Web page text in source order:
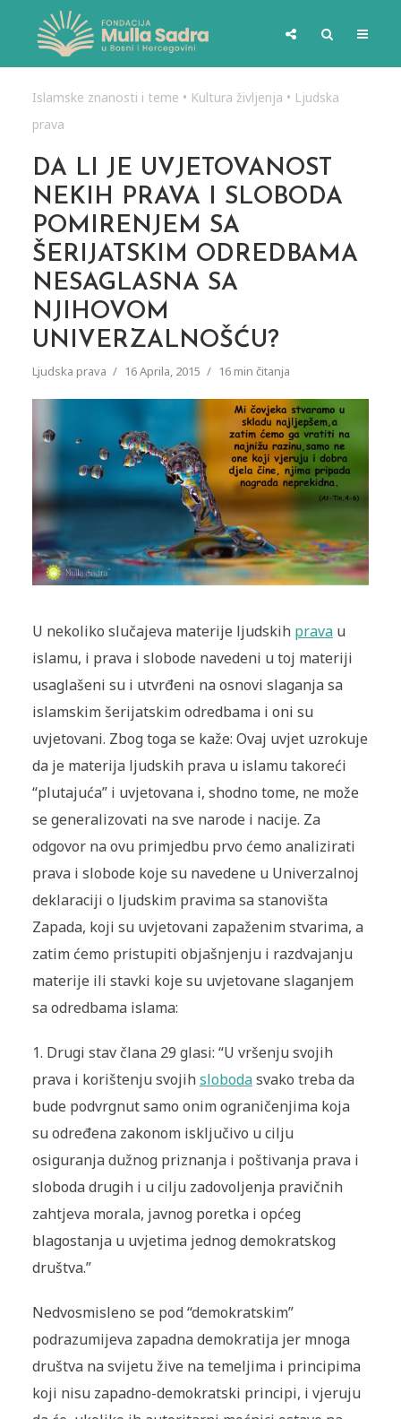
Islamske znanosti i teme • Kultura življenja • Ljudska
prava
DA LI JE UVJETOVANOST
NEKIH PRAVA I SLOBODA
POMIRENJEM SA
ŠERIJATSKIM ODREDBAMA
NESAGLASNA SA
NJIHOVOM
UNIVERZALNOŠĆU?
Ljudska prava 16 Aprila, 2015 16 min čitanja
U nekoliko slučajeva materije ljudskih pravau
islamu, i prava i slobode navedeni u toj materiji
usaglašeni su i utvrđeni na osnovi slaganja sa
islamskim šerijatskim odredbama i oni su
uvjetovani. Zbog toga se kaže: Ovaj uvjet uzrokuje
da je materija ljudskih prava u islamu takoreći
“plutajuća” i uvjetovana i, shodno tome, ne može
se generalizovati na sve narode i nacije. Za
odgovor na ovu primjedbu prvo ćemo analizirati
prava i slobode koje su navedene u Univerzalnoj
deklaraciji o ljudskim pravima sa stanovišta
Zapada, koji su uvjetovani zapaženim stvarima, a
zatim ćemo pristupiti objašnjenju i razdvajanju
materije ili stavki koje su uvjetovane slaganjem
sa odredbama islama:
1. Drugi stav člana 29 glasi: “U vršenju svojih
prava i korištenju svojihslobodasvako treba da
bude podvrgnut samo onim ograničenjima koja
su određena zakonom isključivo u cilju
osiguranja dužnog priznanja i poštivanja prava i
sloboda drugih i u cilju zadovoljenja pravičnih
zahtjeva morala, javnog poretka i općeg
blagostanja u uvjetima jednog demokratskog
društva.”
Nedvosmisleno se pod “demokratskim”
podrazumijeva zapadna demokratija jer mnoga
društva na svijetu žive na temeljima i principima
koji nisu zapadno-demokratski principi, i vjeruju